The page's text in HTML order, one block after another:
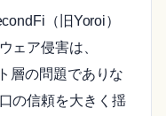
（旧Yoroi）
ェア侵害は、
層の問題でありな
の信頼を大きく揺